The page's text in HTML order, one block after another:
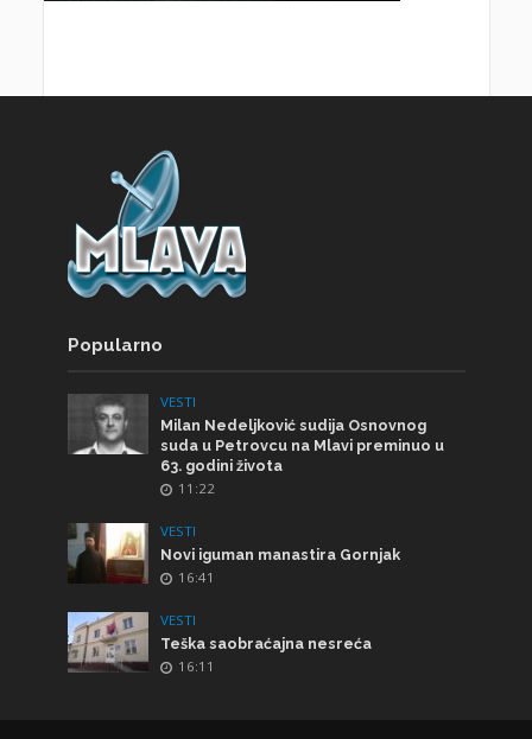
Popularno
VESTI
Milan Nedeljković sudija Osnovnog
suda u Petrovcu na Mlavi preminuo u
63. godini života
11:22
VESTI
Novi iguman manastira Gornjak
16:41
VESTI
Teška saobraćajna nesreća
16:11